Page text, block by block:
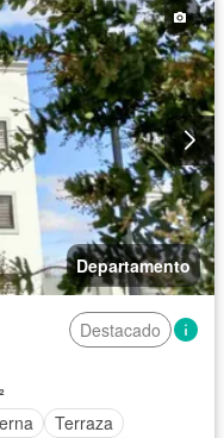
Recámara con closet
Permite niños
Departamento
Destacado
Terraza